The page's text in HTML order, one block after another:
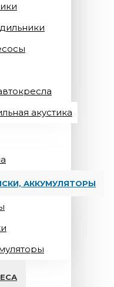
акустика
АККУМУЛЯТОРЫ